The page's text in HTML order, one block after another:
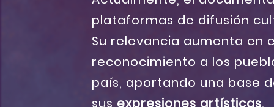
plataformas de difusión
Su relevancia aumenta en
reconocimiento a los
país, aportando una base
sus expresiones artísticas.